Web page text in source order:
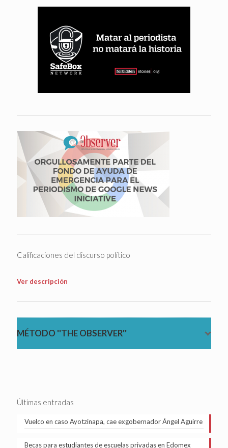
Calificaciones del discurso político
Ver descripción
MÉTODO ''THE OBSERVER''
Últimas entradas
Vuelco en caso Ayotzinapa, cae exgobernador Ángel Aguirre
Becas para estudiantes de escuelas privadas en Edomex